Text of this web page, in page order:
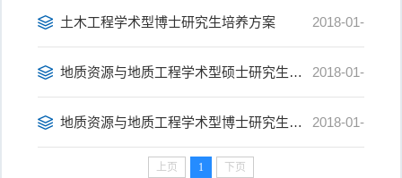
15
土木工程学术型博士研究生培养方案 2018-01-
15
地质资源与地质工程学术型硕士研究生培养方案 2018-01-
15
地质资源与地质工程学术型博士研究生培养方案 2018-01-
上页 1 下页